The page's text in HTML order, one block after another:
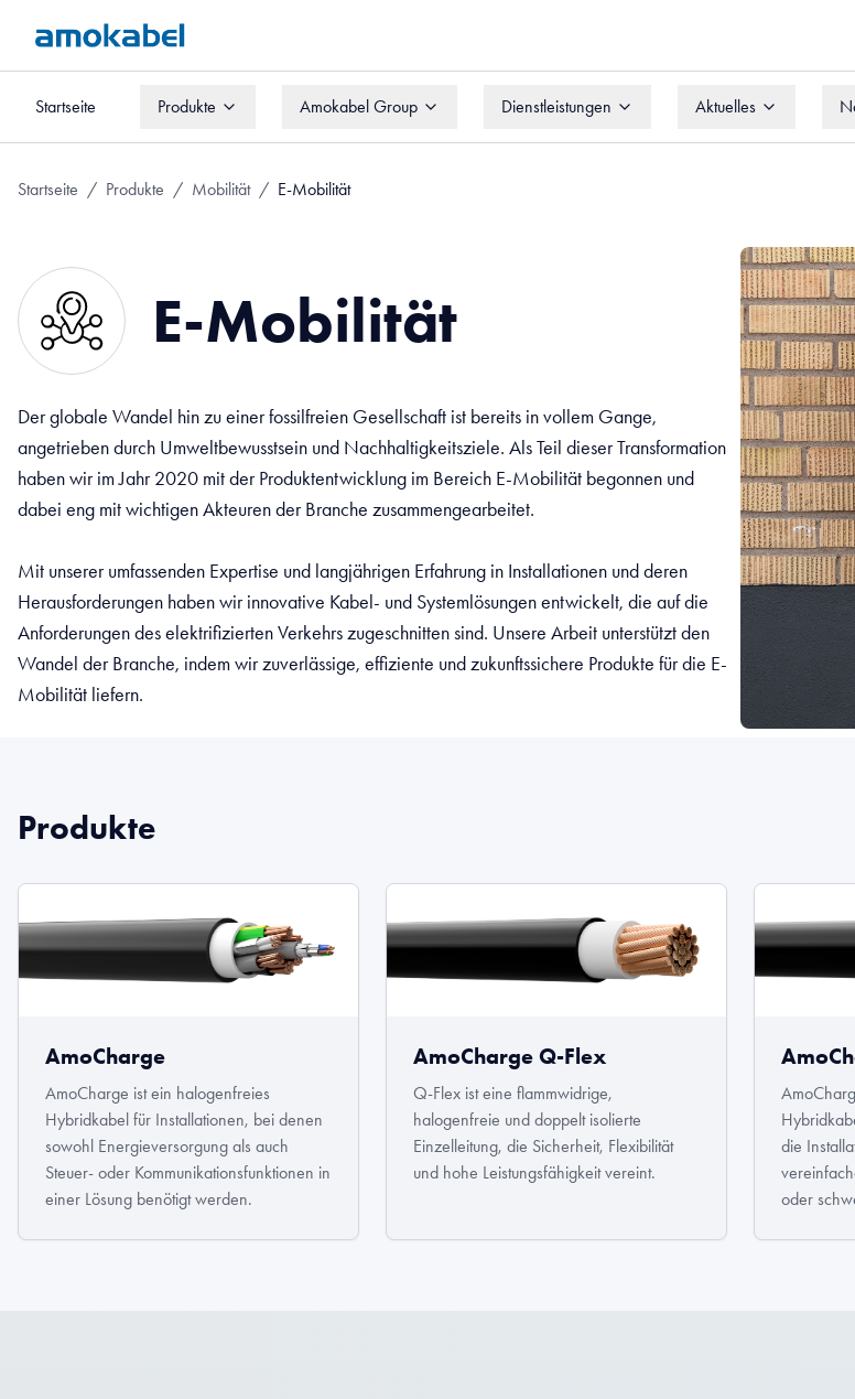
Startseite Produkte Amokabel Group Dienstleistungen Aktuelles
Produkte
Startseite / Produkte / Mobilität / E-Mobilität
E-Mobilität
Der globale Wandel hin zu einer fossilfreien Gesellschaft ist bereits in vollem Gange,
angetrieben durch Umweltbewusstsein und Nachhaltigkeitsziele. Als Teil dieser Transformation
haben wir im Jahr 2020 mit der Produktentwicklung im Bereich E-Mobilität begonnen und
dabei eng mit wichtigen Akteuren der Branche zusammengearbeitet.
Mit unserer umfassenden Expertise und langjährigen Erfahrung in Installationen und deren
Herausforderungen haben wir innovative Kabel- und Systemlösungen entwickelt, die auf die
Anforderungen des elektrifizierten Verkehrs zugeschnitten sind. Unsere Arbeit unterstützt den
Wandel der Branche, indem wir zuverlässige, effiziente und zukunftssichere Produkte für die E-
Mobilität liefern.
Produkte
AmoCharge
AmoCharge ist ein halogenfreies
Hybridkabel für Installationen, bei denen
sowohl Energieversorgung als auch
Steuer- oder Kommunikationsfunktionen in
einer Lösung benötigt werden.
AmoCharge Q-Flex
Q-Flex ist eine flammwidrige,
halogenfreie und doppelt isolierte
Einzelleitung, die Sicherheit, Flexibilität
und hohe Leistungsfähigkeit vereint.
die
oder